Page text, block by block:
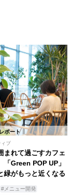
ポート
ブ
まれて過ごすカフェ
「Green POP UP」
緑がもっと近くなる
#メニュー開発